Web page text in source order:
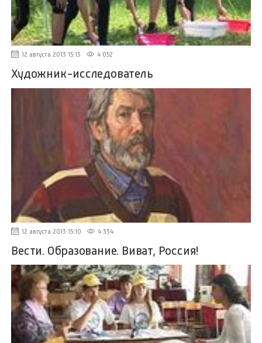
12 августа 2013 15:13 4 052
Художник-исследователь
12 августа 2013 15:10 4 334
Вести. Образование. Виват, Россия!